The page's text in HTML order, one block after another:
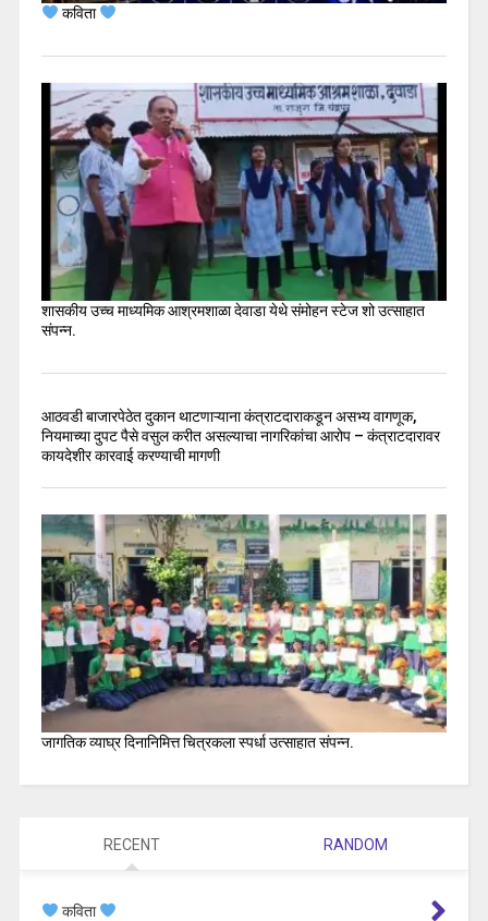
कविता
शासकीय उच्च माध्यमिक आश्रमशाळा देवाडा येथे संमोहन स्टेज शो उत्साहात
संपन्न.
आठवडी बाजारपेठेत दुकान थाटणाऱ्याना कंत्राटदाराकडून असभ्य वागणूक,
नियमाच्या दुपट पैसे वसुल करीत असल्याचा नागरिकांचा आरोप – कंत्राटदारावर
कायदेशीर कारवाई करण्याची मागणी
जागतिक व्याघ्र दिनानिमित्त चित्रकला स्पर्धा उत्साहात संपन्न.
RECENT RANDOM
कविता